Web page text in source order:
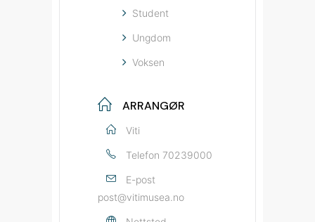
Student
Ungdom
Voksen
ARRANGØR
Viti
Telefon 70239000
E-post
post@vitimusea.no